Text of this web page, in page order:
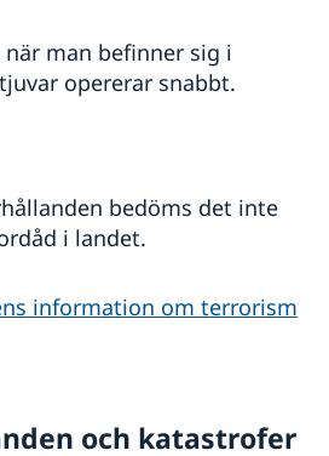
man befinner sig i
opererar snabbt.
bedöms det inte
i landet.
information om terrorism
och katastrofer